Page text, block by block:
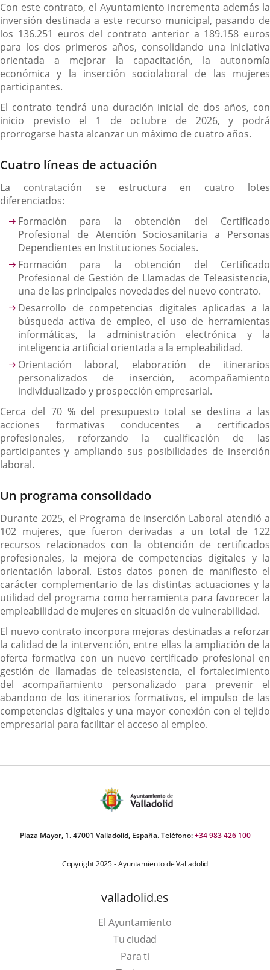
Con este contrato, el Ayuntamiento incrementa además la
inversión destinada a este recurso municipal, pasando de
los 136.251 euros del contrato anterior a 189.158 euros
para los dos primeros años, consolidando una iniciativa
orientada a mejorar la capacitación, la autonomía
económica y la inserción sociolaboral de las mujeres
participantes.
El contrato tendrá una duración inicial de dos años, con
inicio previsto el 1 de octubre de 2026, y podrá
prorrogarse hasta alcanzar un máximo de cuatro años.
Cuatro líneas de actuación
La contratación se estructura en cuatro lotes
diferenciados:
Formación para la obtención del Certificado
Profesional de Atención Sociosanitaria a Personas
Dependientes en Instituciones Sociales.
Formación para la obtención del Certificado
Profesional de Gestión de Llamadas de Teleasistencia,
una de las principales novedades del nuevo contrato.
Desarrollo de competencias digitales aplicadas a la
búsqueda activa de empleo, el uso de herramientas
informáticas, la administración electrónica y la
inteligencia artificial orientada a la empleabilidad.
Orientación laboral, elaboración de itinerarios
personalizados de inserción, acompañamiento
individualizado y prospección empresarial.
Cerca del 70 % del presupuesto total se destina a las
acciones formativas conducentes a certificados
profesionales, reforzando la cualificación de las
participantes y ampliando sus posibilidades de inserción
laboral.
Un programa consolidado
Durante 2025, el Programa de Inserción Laboral atendió a
102 mujeres, que fueron derivadas a un total de 122
recursos relacionados con la obtención de certificados
profesionales, la mejora de competencias digitales y la
orientación laboral. Estos datos ponen de manifiesto el
carácter complementario de las distintas actuaciones y la
utilidad del programa como herramienta para favorecer la
empleabilidad de mujeres en situación de vulnerabilidad.
El nuevo contrato incorpora mejoras destinadas a reforzar
la calidad de la intervención, entre ellas la ampliación de la
oferta formativa con un nuevo certificado profesional en
gestión de llamadas de teleasistencia, el fortalecimiento
del acompañamiento personalizado para prevenir el
abandono de los itinerarios formativos, el impulso de las
competencias digitales y una mayor conexión con el tejido
empresarial para facilitar el acceso al empleo.
Plaza Mayor, 1. 47001 Valladolid, España. Teléfono:+34 983 426 100
Copyright 2025 - Ayuntamiento de Valladolid
valladolid.es
El Ayuntamiento
Tu ciudad
Para ti